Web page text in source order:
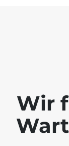
Wir